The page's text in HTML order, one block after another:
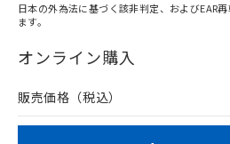
日本の外為法に基づく該非判定、およびEAR
ます。
オンライン購入
販売価格（税込）